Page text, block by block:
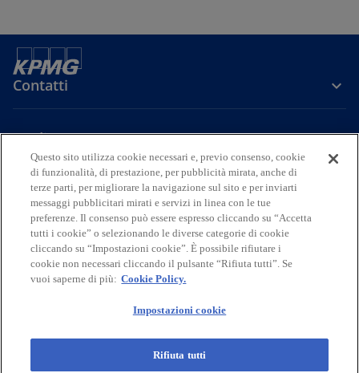
Contatti
Media
Company
s
i
a
p
i
s
i
a
p
e
i
n
s
i
a
e
i
n
s
i
a
i
s
i
a
i
LegalPrivacyAccessibilityCookie Policy
Amministrazione S.p.A. e KPMG Audit S.p.A., società per azioni di
limitata di diritto italiano, e Studio Associato - Consulenza legale e
tributaria, associazione professionale di diritto italiano, fanno parte
Questo sito utilizza cookie necessari e, previo consenso, cookie
di funzionalità, di prestazione, per pubblicità mirata, anche di
terze parti, per migliorare la navigazione sul sito e per inviarti
messaggi pubblicitari mirati e servizi in linea con le tue
preferenze. Il consenso può essere espresso cliccando su “Accetta
tutti i cookie” o selezionando le diverse categorie di cookie
cliccando su “Impostazioni cookie”. È possibile rifiutare i
cookie non necessari cliccando il pulsante “Rifiuta tutti”. Se
vuoi saperne di più: Cookie Policy.
Impostazioni cookie
Rifiuta tutti